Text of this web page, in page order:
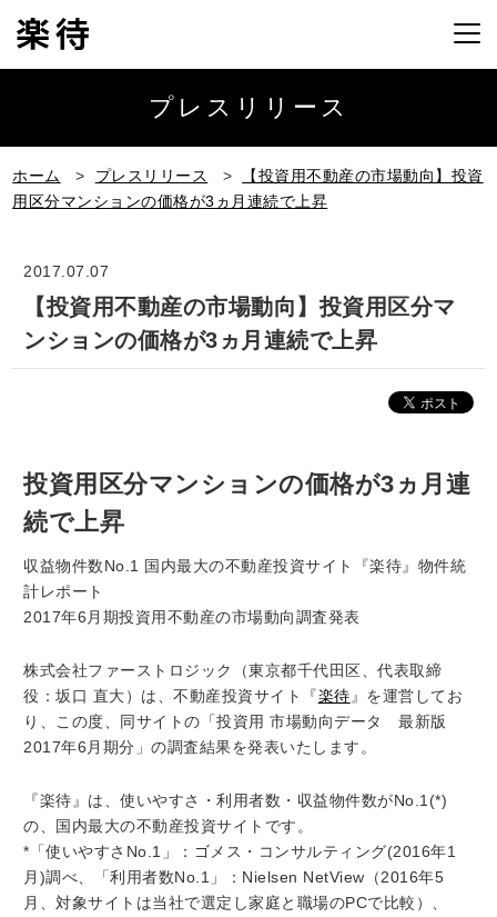
プレスリリース
ホーム > プレスリリース >
【投資用不動産の市場動向】投資
用区分マンションの価格が3ヵ月連続で上昇
2017.07.07
【投資用不動産の市場動向】投資用区分マ
ンションの価格が3ヵ月連続で上昇
投資用区分マンションの価格が3ヵ月連
続で上昇
収益物件数No.1 国内最大の不動産投資サイト『楽待』物件統
計レポート
2017年6月期投資用不動産の市場動向調査発表
株式会社ファーストロジック（東京都千代田区、代表取締
役：坂口 直大）は、不動産投資サイト『楽待 』を運営してお
り、この度、同サイトの「投資用 市場動向データ 最新版
2017年6月期分」の調査結果を発表いたします。
『楽待』は、使いやすさ・利用者数・収益物件数がNo.1(*)
の、国内最大の不動産投資サイトです。
*「使いやすさNo.1」：ゴメス・コンサルティング(2016年1
月)調べ、「利用者数No.1」：Nielsen NetView（2016年5
月、対象サイトは当社で選定し家庭と職場のPCで比較）、